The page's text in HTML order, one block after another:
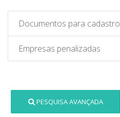
Documentos para cadastro
Empresas penalizadas
PESQUISA AVANÇADA